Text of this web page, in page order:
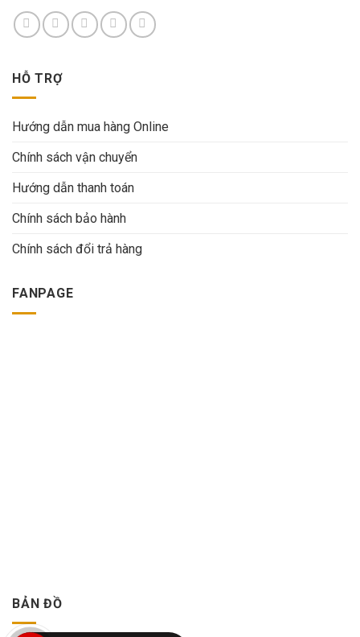
HỖ TRỢ
Hướng dẫn mua hàng Online
Chính sách vận chuyển
Hướng dẫn thanh toán
Chính sách bảo hành
Chính sách đổi trả hàng
FANPAGE
BẢN ĐỒ